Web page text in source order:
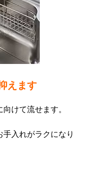
えます
けて流せます。
入れがラクになり